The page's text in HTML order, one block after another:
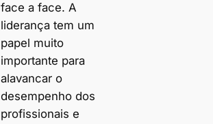
face a face. A
liderança tem um
papel muito
importante para
alavancar o
desempenho dos
profissionais e